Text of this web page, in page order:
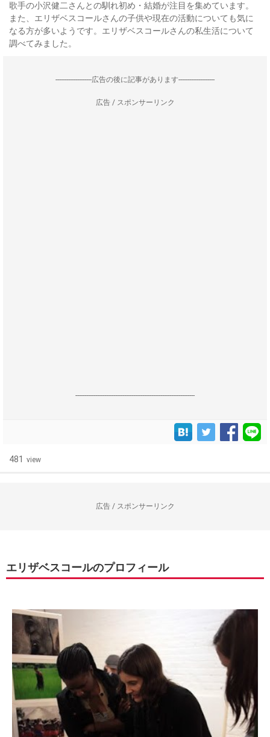
歌手の小沢健二さんとの馴れ初め・結婚が注目を集めています。
また、エリザベスコールさんの子供や現在の活動についても気に
なる方が多いようです。エリザベスコールさんの私生活について
調べてみました。
--------------------広告の後に記事があります--------------------
広告 / スポンサーリンク
------------------------------------------------------------------
481 view
広告 / スポンサーリンク
エリザベスコールのプロフィール